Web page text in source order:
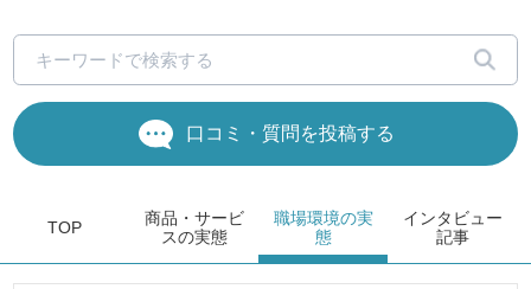
口コミ・質問を投稿する
TOP
商品・サービ
スの実態
職場環境の実
態
インタビュー
記事